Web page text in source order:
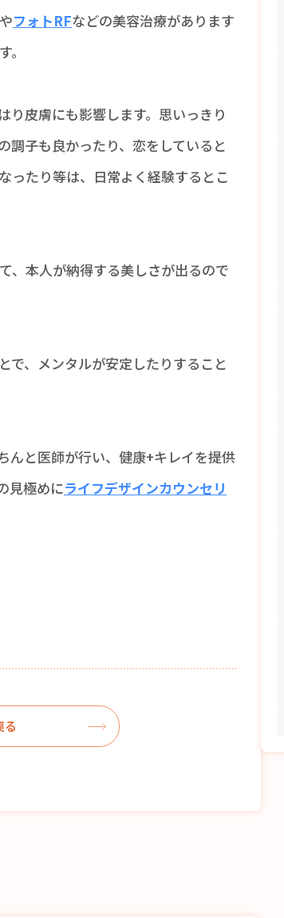
やフォトRFなどの美容治療があります
り皮膚にも影響します。思いっきり
調子も良かったり、恋をしていると
ったり等は、日常よく経験するとこ
、本人が納得する美しさが出るので
で、メンタルが安定したりすること
んと医師が行い、健康+キレイを提供
見極めにライフデザインカウンセリ
る